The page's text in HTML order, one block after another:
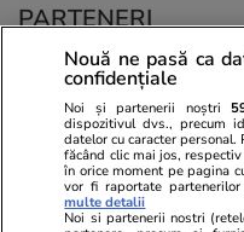
PARTENERI
Nouă ne pasă ca
confidențiale
Noi și partenerii noștri
dispozitivul dvs., precum
datelor cu caracter
făcând clic mai jos,
în orice moment pe pagina
vor fi raportate
multe detalii
Noi si partenerii nostri